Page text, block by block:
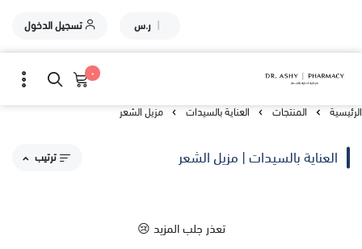
| ر.س تسجيل الدخول
٠
الرئيسية المنتجات العناية بالسيدات مزيل الشعر
العناية بالسيدات | مزيل الشعر ترتيب
الاكثر مبيعاً
تعذر جلب المزيد 😢